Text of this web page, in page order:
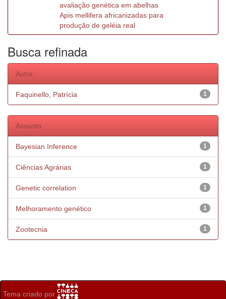
avaliação genética em abelhas
Apis mellifera africanizadas para
produção de geléia real
Busca refinada
Autor
1
Faquinello, Patrícia
Assunto
1
Bayesian Inference
1
Ciências Agrárias
1
Genetic correlation
1
Melhoramento genético
1
Zootecnia
Tema criado por